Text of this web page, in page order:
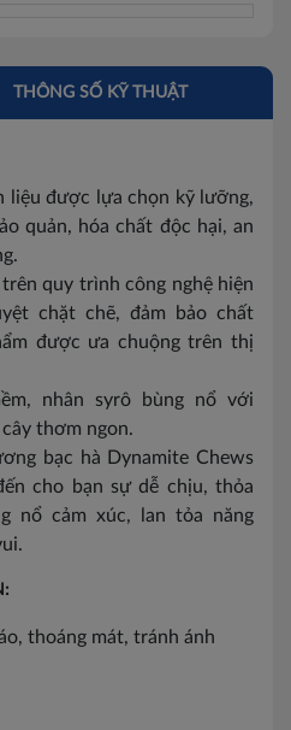
THÔNG SỐ KỸ THUẬT
liệu được lựa chọn kỹ lưỡng,
quản, hóa chất độc hại, an
quy trình công nghệ hiện
chặt chẽ, đảm bảo chất
được ưa chuộng trên thị
nhân syrô bùng nổ với
thơm ngon.
bạc hà Dynamite Chews
cho bạn sự dễ chịu, thỏa
nổ cảm xúc, lan tỏa năng
thoáng mát, tránh ánh